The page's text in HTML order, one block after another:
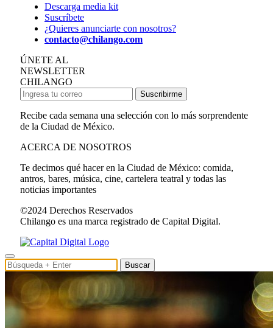
Descarga media kit
Suscríbete
¿Quieres anunciarte con nosotros?
contacto@chilango.com
ÚNETE AL
NEWSLETTER
CHILANGO
Suscribirme
Recibe cada semana una selección con lo más sorprendente
de la Ciudad de México.
ACERCA DE NOSOTROS
Te decimos qué hacer en la Ciudad de México: comida,
antros, bares, música, cine, cartelera teatral y todas las
noticias importantes
©2024 Derechos Reservados
Chilango es una marca registrado de Capital Digital.
Buscar